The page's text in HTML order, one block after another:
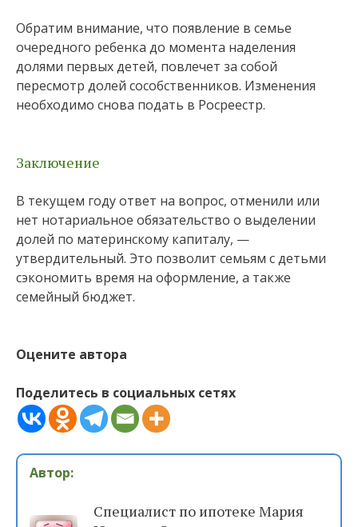
Обратим внимание, что появление в семье
очередного ребенка до момента наделения
долями первых детей, повлечет за собой
пересмотр долей сособственников. Изменения
необходимо снова подать в Росреестр.
Заключение
В текущем году ответ на вопрос, отменили или
нет нотариальное обязательство о выделении
долей по материнскому капиталу, —
утвердительный. Это позволит семьям с детьми
сэкономить время на оформление, а также
семейный бюджет.
Оцените автора
Поделитесь в социальных сетях
Автор:
Специалист по ипотеке Мария